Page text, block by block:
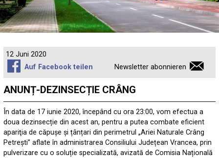
12 Juni 2020
Auf Facebook teilen
Newsletter abonnieren
ANUNȚ-DEZINSECȚIE CRÂNG
În data de 17 iunie 2020, începând cu ora 23:00, vom efectua a
doua dezinsecție din acest an, pentru a putea combate eficient
apariţia de căpușe și țânțari din perimetrul „Ariei Naturale Crâng
Petrești” aflate în administrarea Consiliului Județean Vrancea, prin
pulverizare cu o soluție specializată, avizată de Comisia Națională